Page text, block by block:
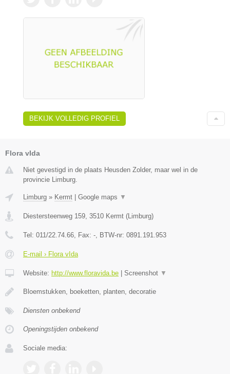
BEKIJK VOLLEDIG PROFIEL
Flora vIda
Niet gevestigd in de plaats Heusden Zolder, maar wel in de
provincie Limburg.
Limburg » Kermt | Google maps ▼
Diestersteenweg 159 3510 Kermt (Limburg)
Tel: 011/22.74.66 , Fax: - , BTW-nr: 0891.191.953
E-mail › Flora vIda
Website: http://www.floravida.be | Screenshot ▼
Bloemstukken, boeketten, planten, decoratie
Diensten onbekend
Openingstijden onbekend
Sociale media: